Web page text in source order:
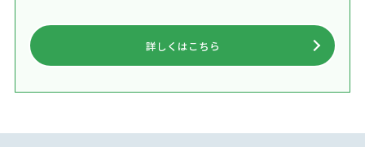
詳しくはこちら